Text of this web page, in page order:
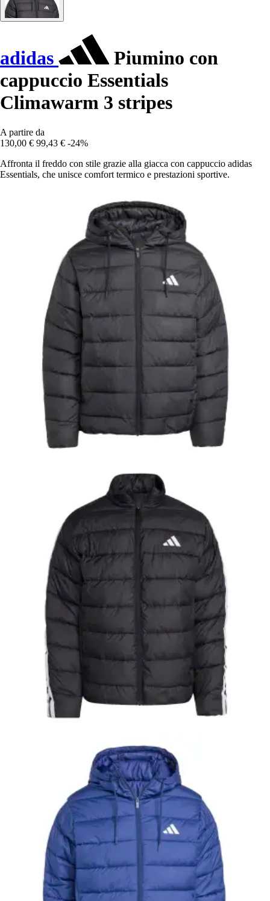
adidas
Piumino con
cappuccio Essentials
Climawarm 3 stripes
A partire da
130,00 € 99,43 € -24%
Affronta il freddo con stile grazie alla giacca con cappuccio adidas
Essentials, che unisce comfort termico e prestazioni sportive.